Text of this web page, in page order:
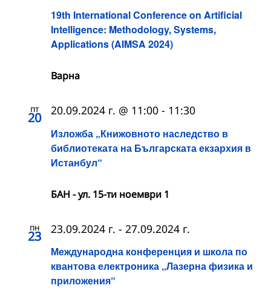
19th International Conference on Artificial
Intelligence: Methodology, Systems,
Applications (AIMSA 2024)
Варна
пт
20
Изложба „Книжовното наследство в
библиотеката на Българската екзархия в
Истанбул“
20.09.2024 г. @ 11:00 - 11:30
БАН - ул. 15-ти ноември 1
пн
23
Международна конференция и школа по
квантова електроника „Лазерна физика и
приложения“
23.09.2024 г. - 27.09.2024 г.